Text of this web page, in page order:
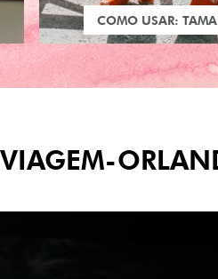
COMO USAR:
VIAGEM-